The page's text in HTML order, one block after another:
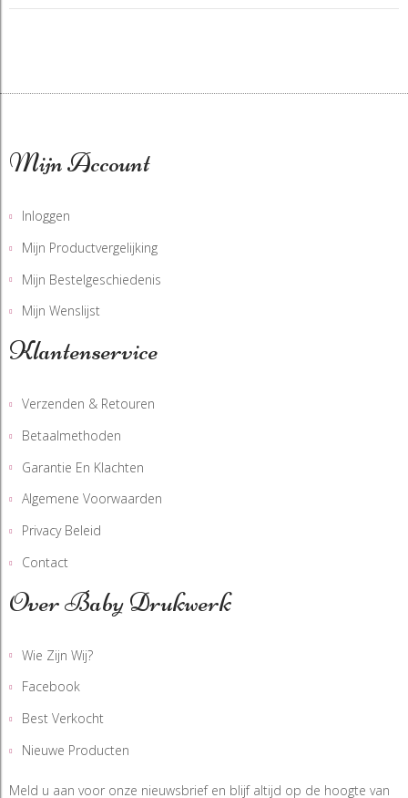
Mijn Account
Inloggen
Mijn Productvergelijking
Mijn Bestelgeschiedenis
Mijn Wenslijst
Klantenservice
Verzenden & Retouren
Betaalmethoden
Garantie En Klachten
Algemene Voorwaarden
Privacy Beleid
Contact
Over Baby Drukwerk
Wie Zijn Wij?
Facebook
Best Verkocht
Nieuwe Producten
Meld u aan voor onze nieuwsbrief en blijf altijd op de hoogte van